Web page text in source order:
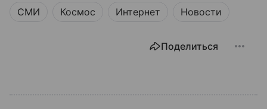
СМИ Космос Интернет Новости
Поделиться